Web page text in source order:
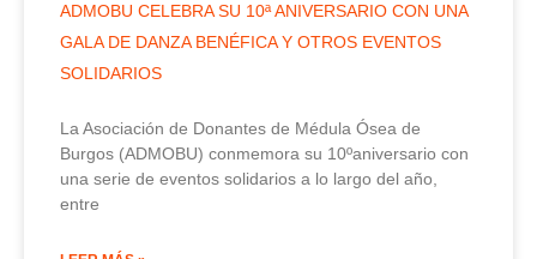
ADMOBU CELEBRA SU 10ª ANIVERSARIO CON UNA
GALA DE DANZA BENÉFICA Y OTROS EVENTOS
SOLIDARIOS
La Asociación de Donantes de Médula Ósea de
Burgos (ADMOBU) conmemora su 10ºaniversario con
una serie de eventos solidarios a lo largo del año,
entre